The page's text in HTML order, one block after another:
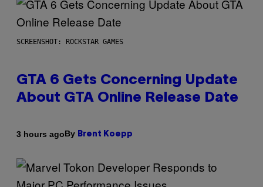
SCREENSHOT: ROCKSTAR GAMES
GTA 6 Gets Concerning Update
About GTA Online Release Date
3 hours agoBy Brent Koepp